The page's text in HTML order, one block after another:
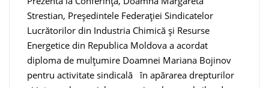
Strestian, Președintele Federației Sindicatelor
Lucrătorilor din Industria Chimică și Resurse
Energetice din Republica Moldova a acordat
diploma de mulțumire Doamnei Mariana Bojinov
pentru activitate sindicală în apărarea drepturilor